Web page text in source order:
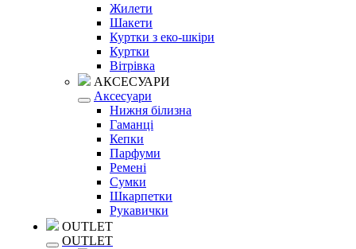
Жилети
Шакети
Куртки з еко-шкіри
Куртки
Вітрівка
АКСЕСУАРИ
Аксесуари
Нижня білизна
Гаманці
Кепки
Парфуми
Ремені
Сумки
Шкарпетки
Рукавички
OUTLET
OUTLET